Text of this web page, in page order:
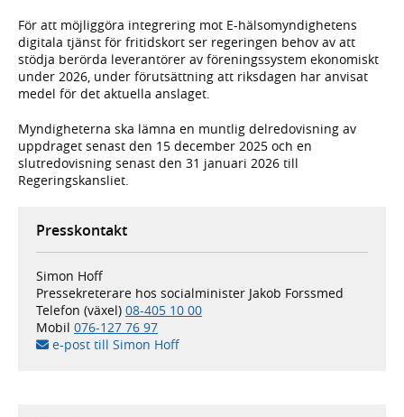
För att möjliggöra integrering mot E-hälsomyndighetens
digitala tjänst för fritidskort ser regeringen behov av att
stödja berörda leverantörer av föreningssystem ekonomiskt
under 2026, under förutsättning att riksdagen har anvisat
medel för det aktuella anslaget.
Myndigheterna ska lämna en muntlig delredovisning av
uppdraget senast den 15 december 2025 och en
slutredovisning senast den 31 januari 2026 till
Regeringskansliet.
Presskontakt
Simon Hoff
Pressekreterare hos socialminister Jakob Forssmed
Telefon (växel) 08-405 10 00
Mobil 076-127 76 97
e-post till Simon Hoff